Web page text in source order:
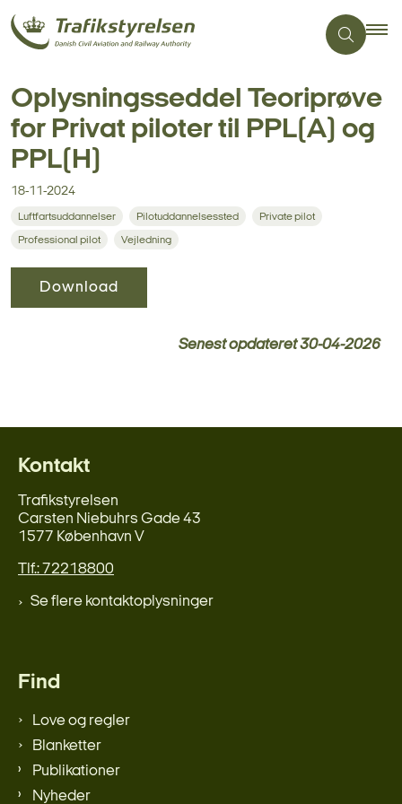
Oplysningsseddel Teoriprøve
for Privat piloter til PPL(A) og
PPL(H)
18-11-2024
Luftfartsuddannelser Pilotuddannelsessted Private pilot
Professional pilot Vejledning
Download
Senest opdateret30-04-2026
Kontakt
Trafikstyrelsen
Carsten Niebuhrs Gade 43
1577 København V
Tlf.: 72218800
Se flere kontaktoplysninger
Find
Love og regler
Blanketter
Publikationer
Nyheder